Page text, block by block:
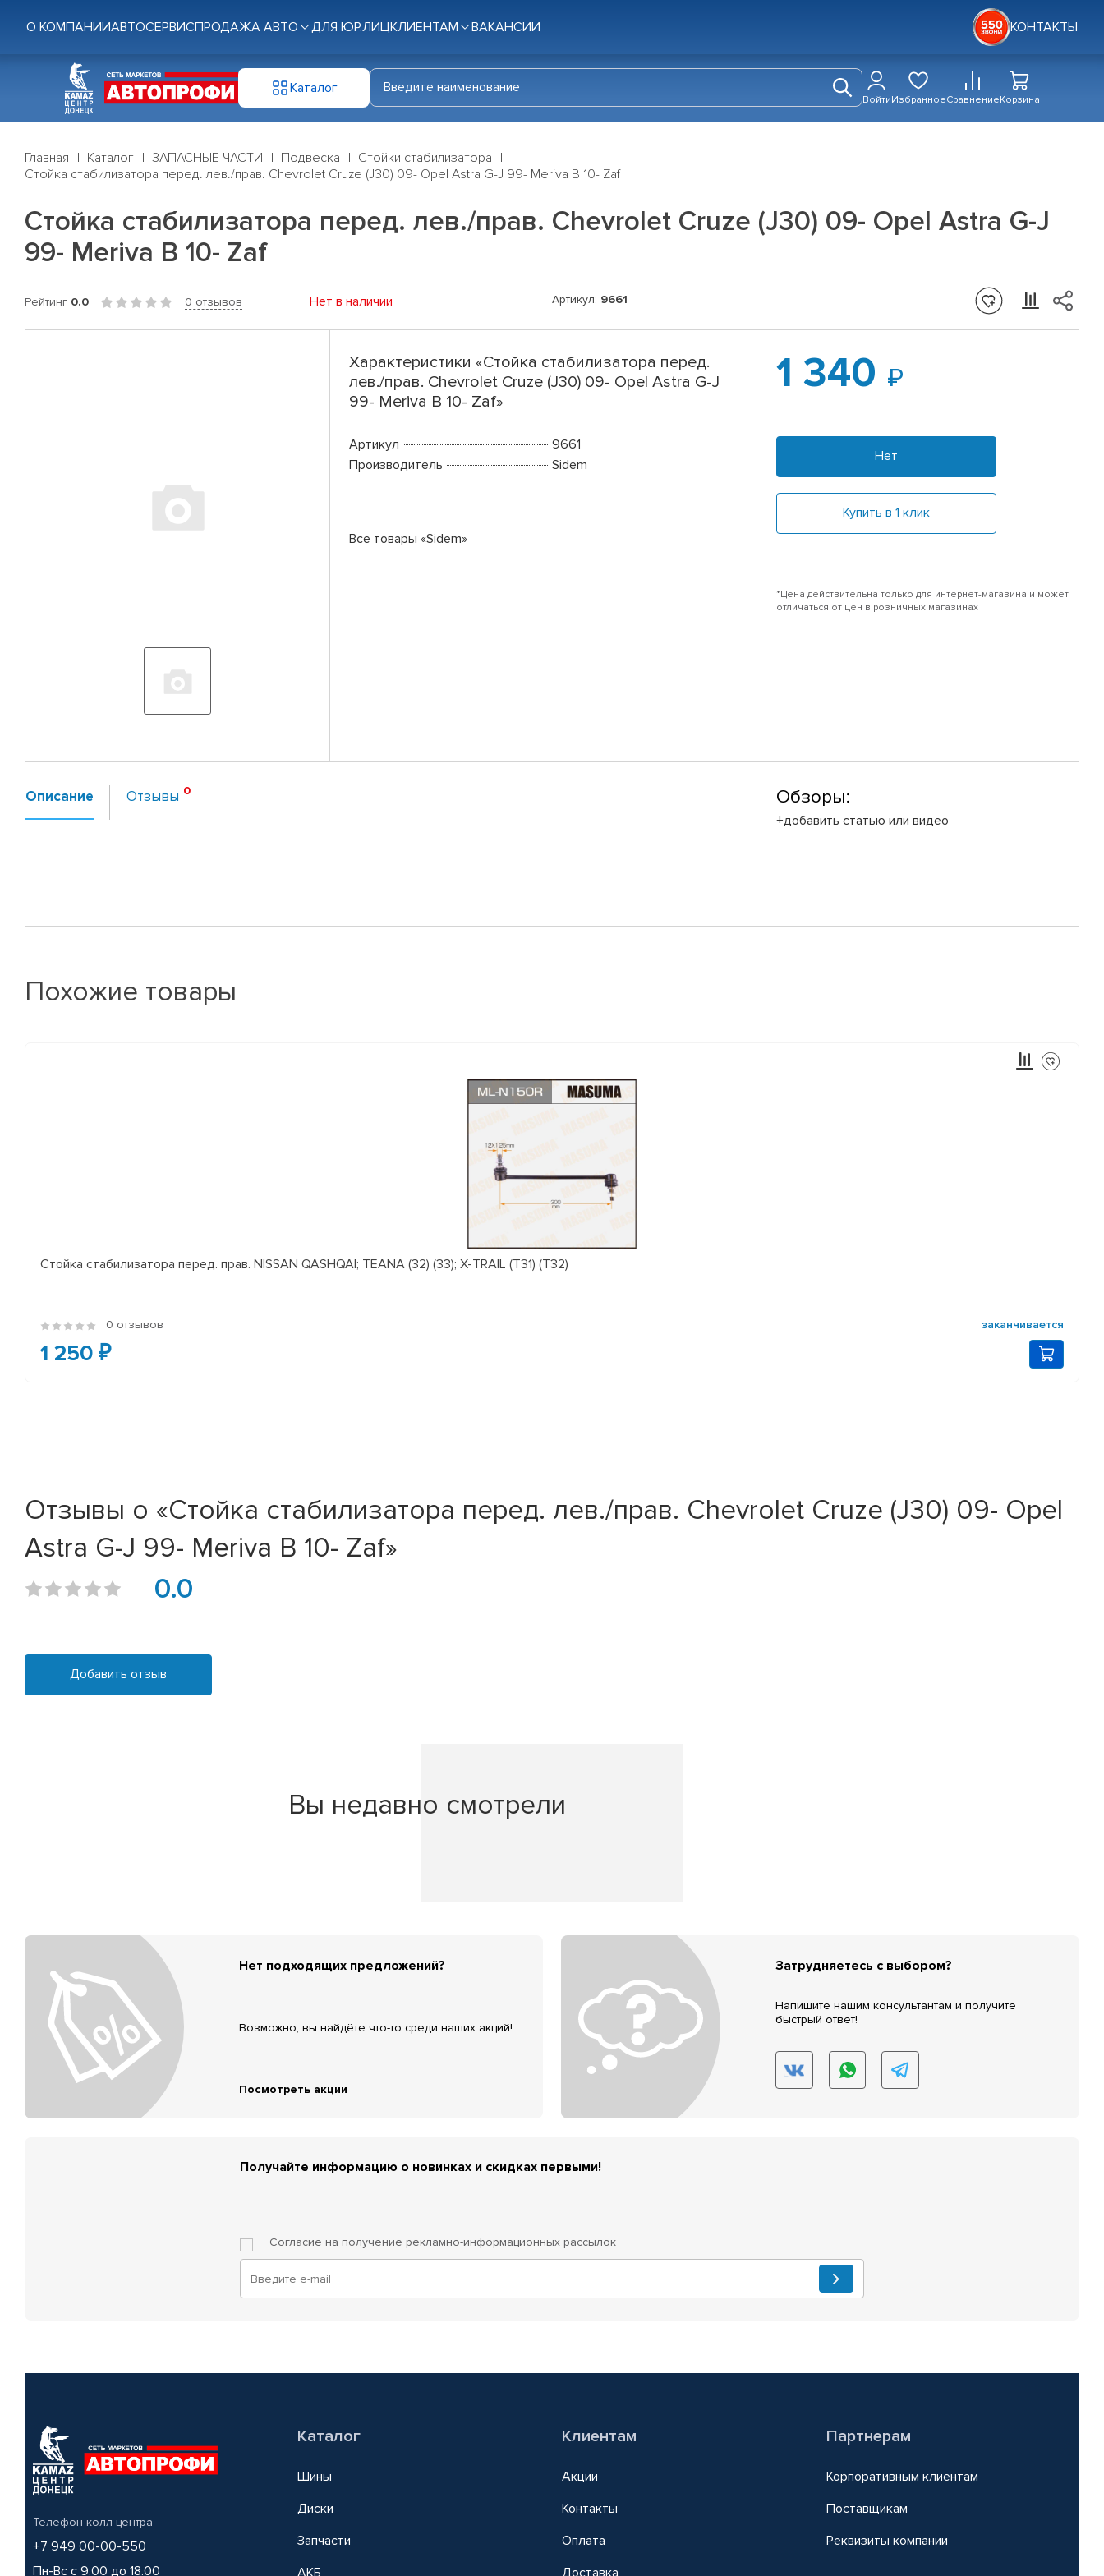
О КОМПАНИИАВТОСЕРВИСПРОДАЖА АВТО ДЛЯ ЮР.ЛИЦКЛИЕНТАМ ВАКАНСИИ КОНТАКТЫ
Каталог
ВойтиИзбранноеСравнениеКорзина
Главная Каталог ЗАПАСНЫЕ ЧАСТИ Подвеска
Стойки стабилизатора
Стойка стабилизатора перед. лев./прав. Chevrolet Cruze (J30) 09- Opel Astra G-J 99- Meriva B 10- Zaf
Стойка стабилизатора перед. лев./прав. Chevrolet Cruze (J30) 09- Opel Astra G-J
99- Meriva B 10- Zaf
Рейтинг 0.0 0 отзывов Нет в наличии Артикул: 9661
Характеристики «Стойка стабилизатора перед.
лев./прав. Chevrolet Cruze (J30) 09- Opel Astra G-J
99- Meriva B 10- Zaf»
Артикул
9661
Производитель
Sidem
Все товары «Sidem»
1 340
Нет
Купить в 1 клик
*Цена действительна только для интернет-магазина и может
отличаться от цен в розничных магазинах
Описание Отзывы Обзоры:
+добавить статью или видео
Похожие товары
Стойка стабилизатора перед. прав. NISSAN QASHQAI; TEANA (32) (33); X-TRAIL (T31) (T32)
0 отзывов заканчивается
1 250 ₽
Отзывы о «Стойка стабилизатора перед. лев./прав. Chevrolet Cruze (J30) 09- Opel
Astra G-J 99- Meriva B 10- Zaf»
0.0
Добавить отзыв
Вы недавно смотрели
Нет подходящих предложений?
Возможно, вы найдёте что-то среди наших акций!
Посмотреть акции
Затрудняетесь с выбором?
Напишите нашим консультантам и получите
быстрый ответ!
Получайте информацию о новинках и скидках первыми!
Согласие на получение рекламно-информационных рассылок
Телефон колл-центра
+7 949 00-00-550
Пн-Вс с 9.00 до 18.00
Каталог
Шины
Диски
Запчасти
АКБ
Клиентам
Акции
Контакты
Оплата
Доставка
Партнерам
Корпоративным клиентам
Поставщикам
Реквизиты компании